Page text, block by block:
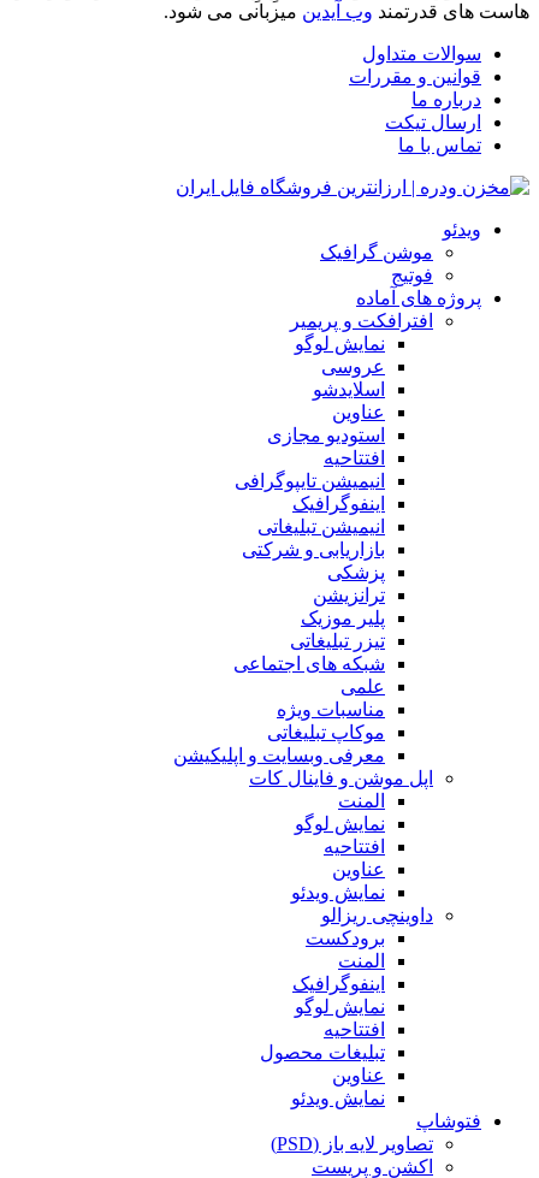
هاست های قدرتمند وب آیدین میزبانی می شود.
سوالات متداول
قوانین و مقررات
درباره ما
ارسال تیکت
تماس با ما
ویدئو
موشن گرافیک
فوتیج
پروژه های آماده
افترافکت و پریمیر
نمایش لوگو
عروسی
اسلایدشو
عناوین
استودیو مجازی
افتتاحیه
انیمیشن تایپوگرافی
اینفوگرافیک
انیمیشن تبلیغاتی
بازاریابی و شرکتی
پزشکی
ترانزیشن
پلیر موزیک
تیزر تبلیغاتی
شبکه های اجتماعی
علمی
مناسبات ویژه
موکاپ تبلیغاتی
معرفی وبسایت و اپلیکیشن
اپل موشن و فاینال کات
المنت
نمایش لوگو
افتتاحیه
عناوین
نمایش ویدئو
داوینچی ریزالو
برودکست
المنت
اینفوگرافیک
نمایش لوگو
افتتاحیه
تبلیغات محصول
عناوین
نمایش ویدئو
فتوشاپ
تصاویر لایه باز (PSD)
اکشن و پریست